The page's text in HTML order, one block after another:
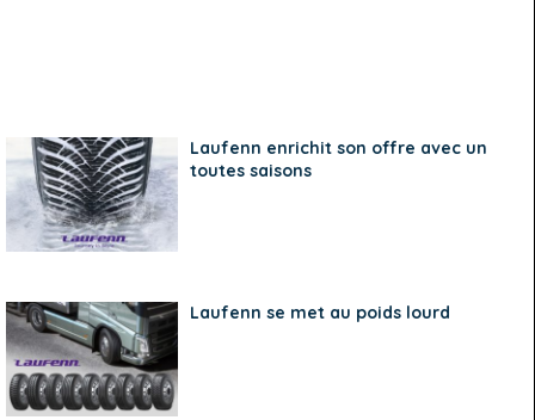
Laufenn enrichit son offre avec un
toutes saisons
Laufenn se met au poids lourd